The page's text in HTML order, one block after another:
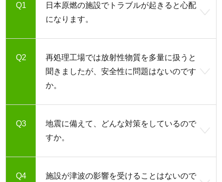
日本原燃の施設でトラブルが起きると心配
になります。
再処理工場では放射性物質を多量に扱うと
聞きましたが、安全性に問題はないのです
か。
地震に備えて、どんな対策をしているので
すか。
施設が津波の影響を受けることはないので